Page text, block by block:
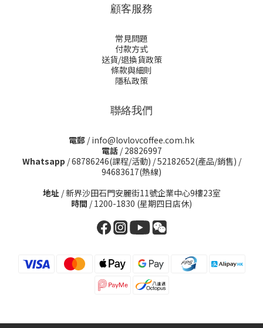
顧客服務
常見問題
付款方式
送貨/退換貨政策
條款與細則
隱私政策
聯絡我們
電郵 / info@lovlovcoffee.com.hk
電話/ 28826997
Whatsapp /68786246(課程/活動) /52182652(產品/銷售) /
94683617(熱線)
地址 / 新界沙田石門安麗街11號企業中心9樓23室
時間 / 1200-1830 (星期四日店休)